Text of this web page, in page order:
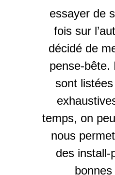
essayer de
fois sur
décidé de
pense-bête.
sont
temps, on
nous
des install-